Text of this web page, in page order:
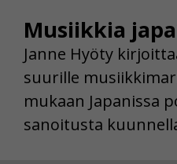
Musiikkia
Janne Hyöty
suurille
mukaan Japanissa
sanoitusta